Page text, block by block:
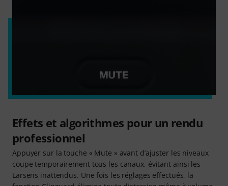
Effets et algorithmes pour un rendu
professionnel
Appuyer sur la touche « Mute » avant d’ajuster les niveaux
coupe temporairement tous les canaux, évitant ainsi les
Larsens inattendus. Une fois les réglages effectués, la